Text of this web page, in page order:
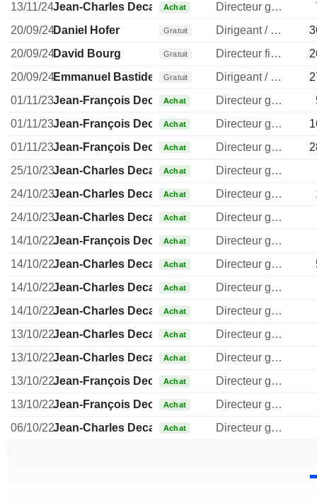
13/11/24Jean-Charles DecauxAchat Directeur general
20/09/24Daniel Hofer Gratuit Dirigeant / cadre principal
20/09/24David Bourg Gratuit Directeur financier
20/09/24Emmanuel Bastide Gratuit Dirigeant / cadre principal
01/11/23Jean-François DecauxAchat Directeur general
01/11/23Jean-François DecauxAchat Directeur general
01/11/23Jean-François DecauxAchat Directeur general
25/10/23Jean-Charles DecauxAchat
Directeur general
24/10/23Jean-Charles DecauxAchat Directeur general
24/10/23Jean-Charles DecauxAchat
Directeur general
14/10/22Jean-François DecauxAchat
Directeur general
14/10/22Jean-Charles DecauxAchat Directeur general
14/10/22Jean-Charles DecauxAchat
Directeur general
14/10/22Jean-Charles DecauxAchat
Directeur general
13/10/22Jean-Charles DecauxAchat
Directeur general
13/10/22Jean-Charles DecauxAchat
Directeur general
13/10/22Jean-François DecauxAchat
Directeur general
13/10/22Jean-François DecauxAchat
Directeur general
06/10/22Jean-Charles DecauxAchat Directeur general